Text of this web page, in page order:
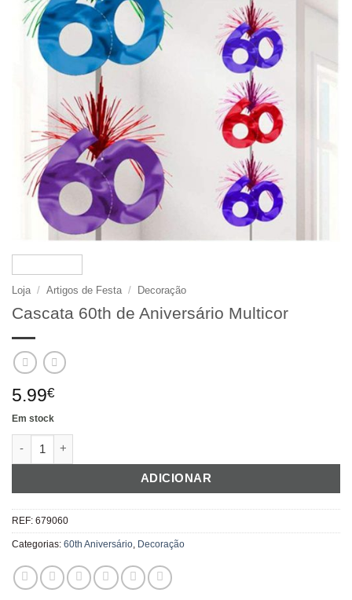
Loja / Artigos de Festa / Decoração
Cascata 60th de Aniversário Multicor
5.99€
Em stock
ADICIONAR
REF: 679060
Categorias: 60th Aniversário Decoração